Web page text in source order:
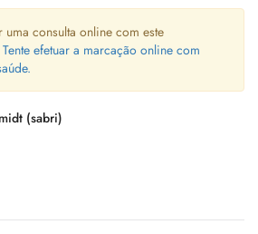
consulta online com este
Tente efetuar a marcação online com
(sabri)